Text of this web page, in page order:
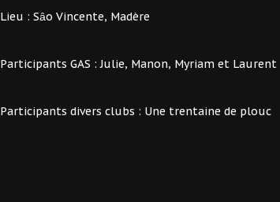
Lieu : Sȃo Vincente, Madère
Participants GAS : Julie, Manon, Myriam et Laurent
Participants divers clubs : Une trentaine de plouc